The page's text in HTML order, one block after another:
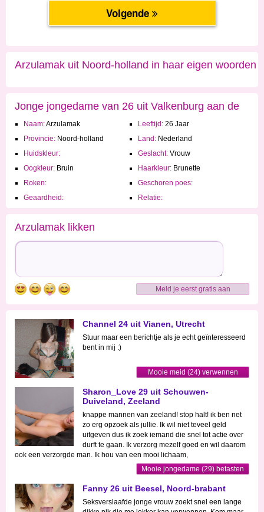
Arzulamak uit Noord-holland in haar eigen woorden
Jonge jongedame van 26 uit Valkenburg aan de
Geul
Naam:Arzulamak Leeftijd: 26 Jaar
Provincie: Noord-holland Land: Nederland
Huidskleur:
Geslacht: Vrouw
Oogkleur: Bruin Haarkleur: Brunette
Roken:
Geschoren poes:
Geaardheid:
Relatie:
Arzulamak likken
Meld je eerst gratis aan
Channel 24 uit Vianen, Utrecht
Stuur maar een berichtje als je echt geïnteresseerd
bent in mij :)
Mooie meid (24) verwennen
Sharon_Love 29 uit Schouwen-
Duiveland, Zeeland
knappe mannen van zeeland! stop halt! ik ben net
zo erg opzoek als jullie. Ik wil niet teveel geld
uitgeven dus ik zoek iemand die snel tot actie over
durft te gaan. Ik verzorg mezelf goed en wil daarom
ook een verzorgde man. Ik hou van een mooi lichaam,
Mooie jongedame (29) betasten
Fanny 26 uit Beesel, Noord-brabant
Seksverslaafde jonge vrouw zoekt snel een lange